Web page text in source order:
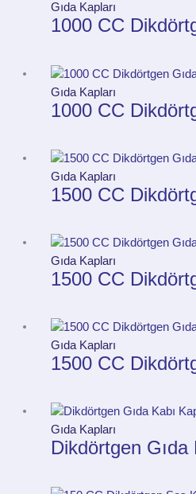
Gıda Kapları
1000 CC
Gıda Kapları
1000 CC
Gıda Kapları
1500 CC
Gıda Kapları
1500 CC
Gıda Kapları
1500 CC
Gıda Kapları
Dikdörtgen Gıda